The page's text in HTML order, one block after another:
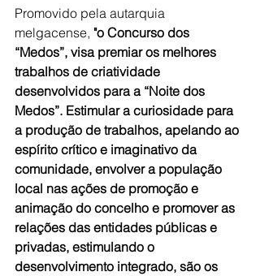
Promovido pela autarquia
melgacense, "o Concurso dos
“Medos”, visa premiar os melhores
trabalhos de criatividade
desenvolvidos para a “Noite dos
Medos”. Estimular a curiosidade para
a produção de trabalhos, apelando ao
espírito crítico e imaginativo da
comunidade, envolver a população
local nas ações de promoção e
animação do concelho e promover as
relações das entidades públicas e
privadas, estimulando o
desenvolvimento integrado, são os